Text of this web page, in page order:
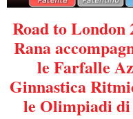
Road to London
Rana
le Farfalle
Ginnastica
le Olimpiadi